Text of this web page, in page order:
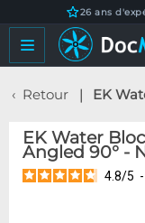
26 ans
Retour EK
EK Water
Angled 90° -
4.8/5 -